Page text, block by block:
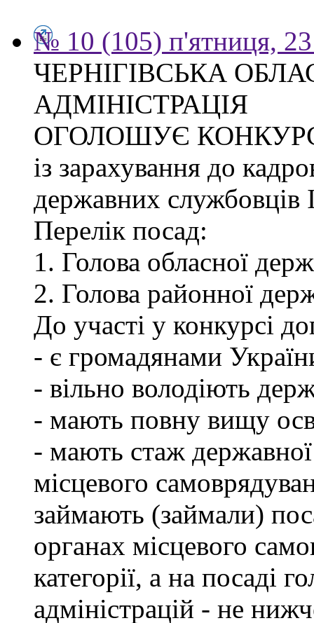
№ 10 (105) п'ятниця,
ЧЕРНІГІВСЬКА
АДМІНІСТРАЦІЯ
ОГОЛОШУЄ
із зарахування до
державних службовців
Перелік посад:
1. Голова обласної
2. Голова районної
До участі у конкурсі
- є громадянами
- вільно володіють
- мають повну вищу
- мають стаж
місцевого
займають (займали)
органах місцевого
категорії, а на посаді
адміністрацій - не